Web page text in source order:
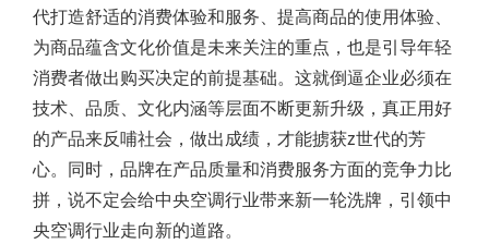
代打造舒适的消费体验和服务、提高商品的使用体验、
为商品蕴含文化价值是未来关注的重点，也是引导年轻
消费者做出购买决定的前提基础。这就倒逼企业必须在
技术、品质、文化内涵等层面不断更新升级，真正用好
的产品来反哺社会，做出成绩，才能掳获z世代的芳
心。同时，品牌在产品质量和消费服务方面的竞争力比
拼，说不定会给中央空调行业带来新一轮洗牌，引领中
央空调行业走向新的道路。